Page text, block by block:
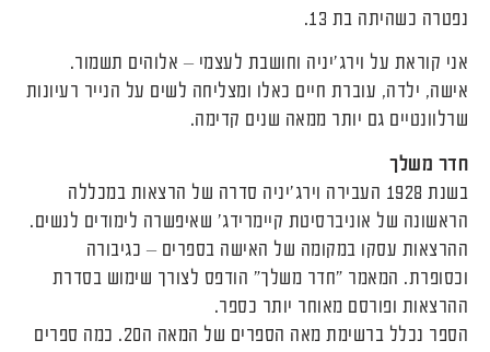
נפטרה כשהיתה בת 13.
אני קוראת על וירג'יניה וחושבת לעצמי – אלוהים תשמור.
אישה, ילדה, עוברת חיים כאלו ומצליחה לשים על הנייר רעיונות
שרלוונטיים גם יותר ממאה שנים קדימה.
חדר משלך
בשנת 1928 העבירה וירג'יניה סדרה של הרצאות במכללה
הראשונה של אוניברסיטת קיימרידג' שאיפשרה לימודים לנשים.
ההרצאות עסקו במקומה של האישה בספרים – כגיבורה
וכסופרת. המאמר "חדר משלך" הודפס לצורך שימוש בסדרת
ההרצאות ופורסם מאוחר יותר כספר.
הספר נכלל ברשימת מאה הספרים של המאה ה20. כמה ספרים